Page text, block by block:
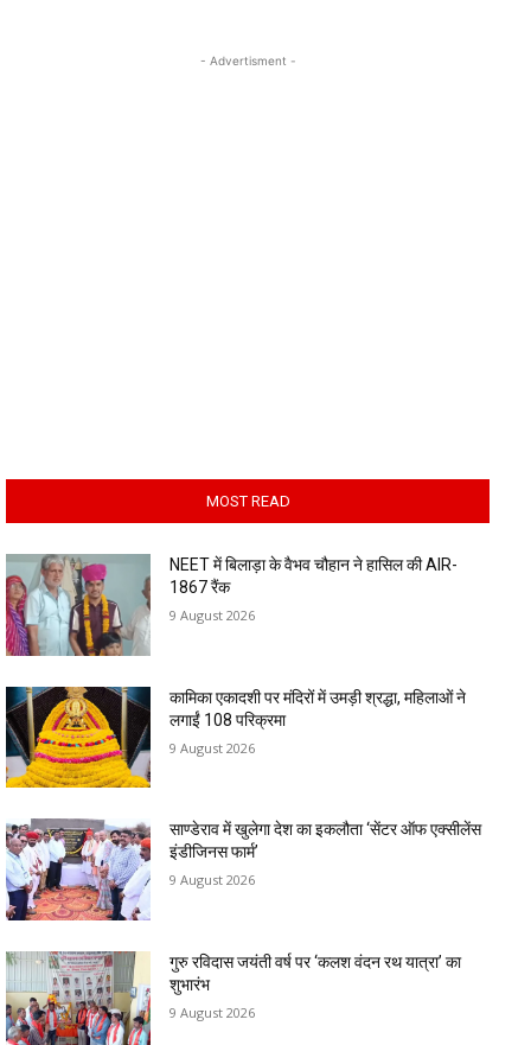
- Advertisment -
MOST READ
NEET में बिलाड़ा के वैभव चौहान ने हासिल की AIR-
1867 रैंक
9 August 2026
कामिका एकादशी पर मंदिरों में उमड़ी श्रद्धा, महिलाओं ने
लगाईं 108 परिक्रमा
9 August 2026
साण्डेराव में खुलेगा देश का इकलौता ‘सेंटर ऑफ एक्सीलेंस
इंडीजिनस फार्म’
9 August 2026
गुरु रविदास जयंती वर्ष पर ‘कलश वंदन रथ यात्रा’ का
शुभारंभ
9 August 2026